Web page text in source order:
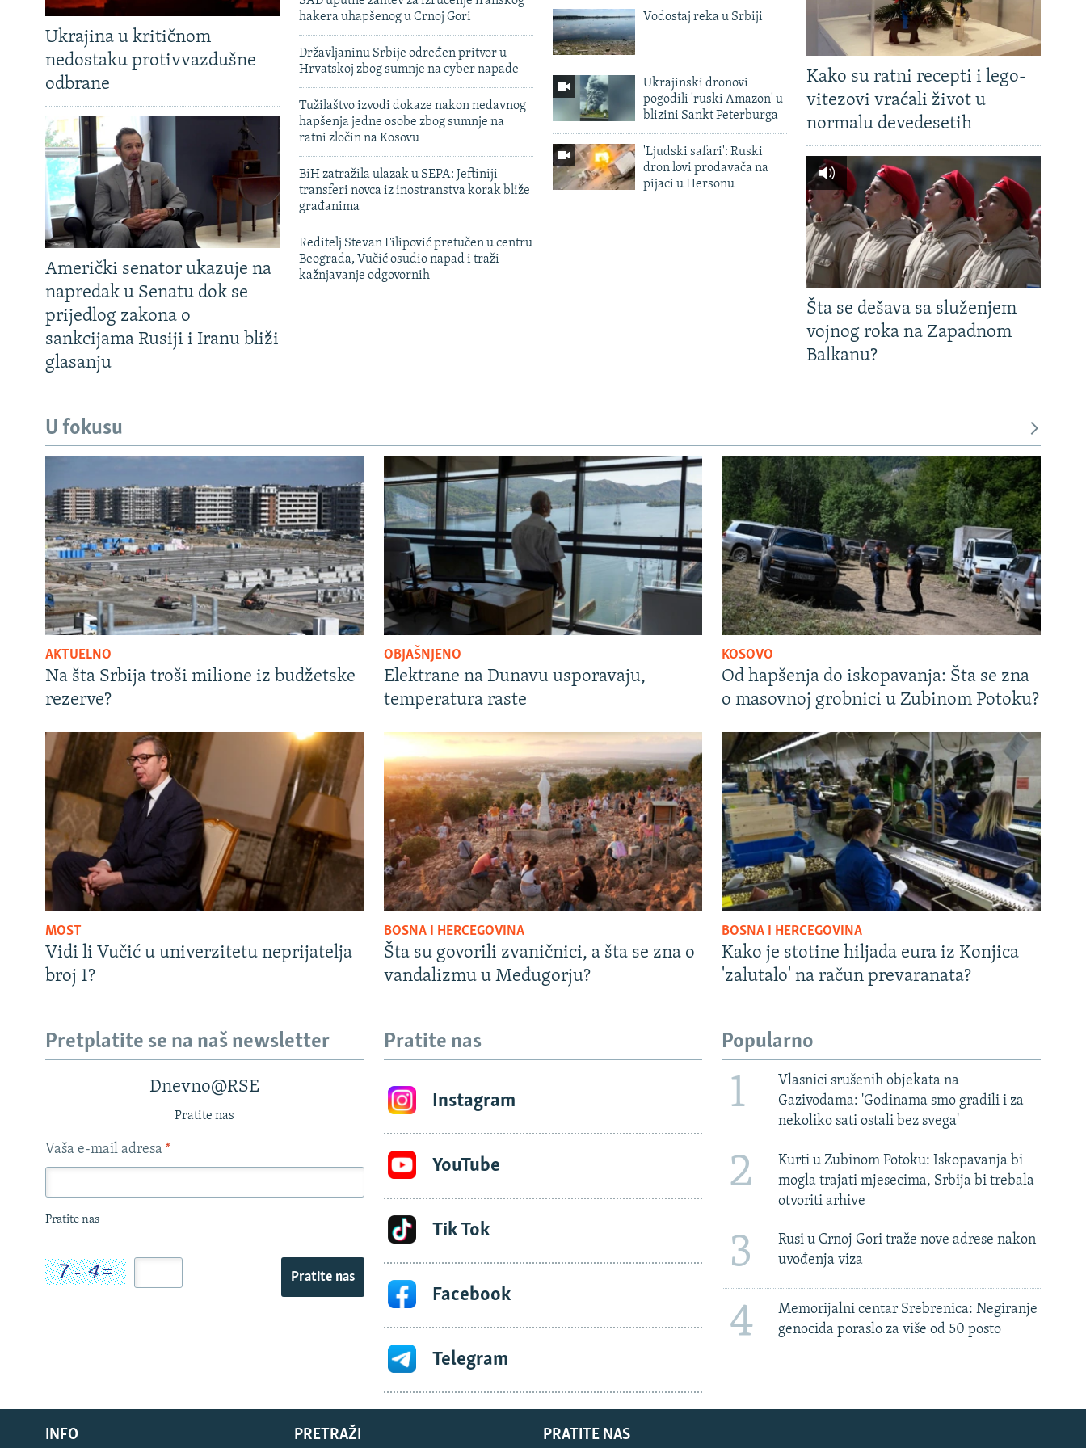
Ukrajina u kritičnom
nedostaku protivvazdušne
odbrane
Američki senator ukazuje na
napredak u Senatu dok se
prijedlog zakona o
sankcijama Rusiji i Iranu bliži
glasanju
hakera uhapšenog u Crnoj Gori
Državljaninu Srbije određen pritvor u
Hrvatskoj zbog sumnje na cyber napade
Tužilaštvo izvodi dokaze nakon nedavnog
hapšenja jedne osobe zbog sumnje na
ratni zločin na Kosovu
BiH zatražila ulazak u SEPA: Jeftiniji
transferi novca iz inostranstva korak bliže
građanima
Reditelj Stevan Filipović pretučen u centru
Beograda, Vučić osudio napad i traži
kažnjavanje odgovornih
Vodostaj reka u Srbiji
Ukrajinski dronovi
pogodili 'ruski Amazon' u
blizini Sankt Peterburga
'Ljudski safari': Ruski
dron lovi prodavača na
pijaci u Hersonu
Kako su ratni recepti i lego-
vitezovi vraćali život u
normalu devedesetih
Šta se dešava sa služenjem
vojnog roka na Zapadnom
Balkanu?
U fokusu
AKTUELNO
Na šta Srbija troši milione iz budžetske
rezerve?
OBJAŠNJENO
Elektrane na Dunavu usporavaju,
temperatura raste
KOSOVO
Od hapšenja do iskopavanja: Šta se zna
o masovnoj grobnici u Zubinom Potoku?
MOST
Vidi li Vučić u univerzitetu neprijatelja
broj 1?
BOSNA I HERCEGOVINA
Šta su govorili zvaničnici, a šta se zna o
vandalizmu u Međugorju?
BOSNA I HERCEGOVINA
Kako je stotine hiljada eura iz Konjica
'zalutalo' na račun prevaranata?
Pretplatite se na naš newsletter
Dnevno@RSE
Pratite nas
Vaša e-mail adresa *
Pratite nas
Pratite nas
Pratite nas
Instagram
YouTube
Tik Tok
Facebook
Telegram
Popularno
1
Vlasnici srušenih objekata na
Gazivodama: 'Godinama smo gradili i za
nekoliko sati ostali bez svega'
2
Kurti u Zubinom Potoku: Iskopavanja bi
mogla trajati mjesecima, Srbija bi trebala
otvoriti arhive
3
Rusi u Crnoj Gori traže nove adrese nakon
uvođenja viza
4
Memorijalni centar Srebrenica: Negiranje
genocida poraslo za više od 50 posto
PRATITE NAS
INFO PRETRAŽI